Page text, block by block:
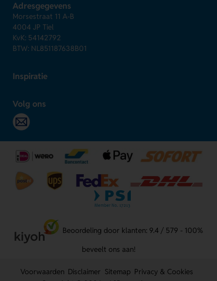
Adresgegevens
Morsestraat 11 A-B
4004 JP Tiel
KvK: 54142792
BTW: NL851187638B01
Inspiratie
Volg ons
Beoordeling door klanten: 9.4 / 579 - 100%
beveelt ons aan!
Voorwaarden Disclaimer Sitemap Privacy & Cookies